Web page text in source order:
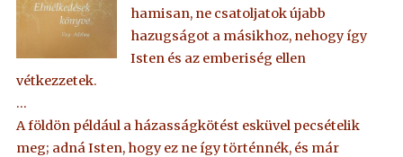
hamisan, ne csatoljatok újabb
hazugságot a másikhoz, nehogy így
Isten és az emberiség ellen
vétkezzetek.
…
A földön például a házasságkötést esküvel pecsételik
meg; adná Isten, hogy ez ne így történnék, és már